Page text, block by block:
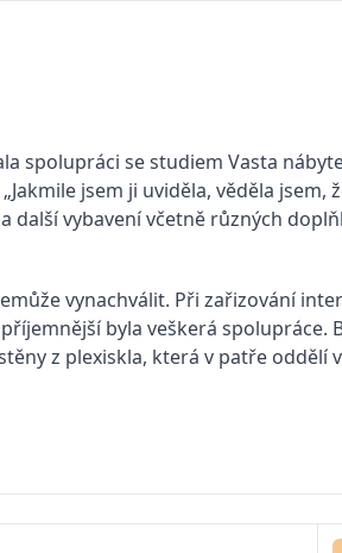
spolupráci se studiem Vasta
jsem ji uviděla, věděla jsem,
další vybavení včetně různých
vynachválit. Při zařizování
byla veškerá spolupráce.
z plexiskla, která v patře